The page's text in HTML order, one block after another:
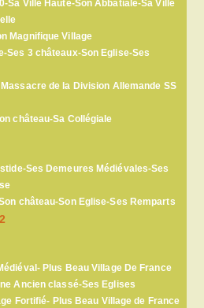
Sa Ville Haute-Son Abbatiale-Sa Ville
Magnifique Village
Ses 3 châteaux-Son Eglise-Ses
de la Division Allemande SS
château-Sa Collégiale
Ses Demeures Médiévales-Ses
château-Son Eglise-Ses Remparts
Plus Beau Village De France
Ancien classé-Ses Eglises
Fortifié- Plus Beau Village de France